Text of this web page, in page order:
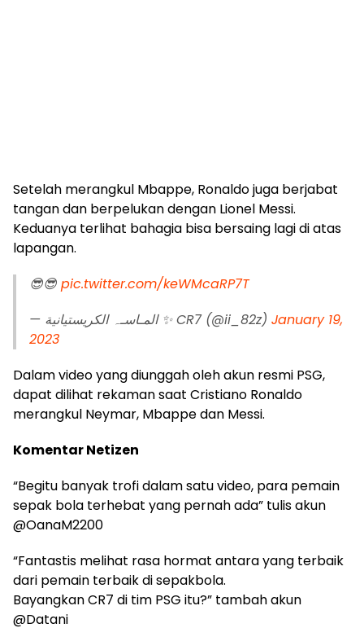
Setelah merangkul Mbappe, Ronaldo juga berjabat
tangan dan berpelukan dengan Lionel Messi.
Keduanya terlihat bahagia bisa bersaing lagi di atas
lapangan.
😎😎 pic.twitter.com/keWMcaRP7T
— المـاسـہ الكريستيانية ✨ CR7 (@ii_82z) January 19,
2023
Dalam video yang diunggah oleh akun resmi PSG,
dapat dilihat rekaman saat Cristiano Ronaldo
merangkul Neymar, Mbappe dan Messi.
Komentar Netizen
“Begitu banyak trofi dalam satu video, para pemain
sepak bola terhebat yang pernah ada” tulis akun
@OanaM2200
“Fantastis melihat rasa hormat antara yang terbaik
dari pemain terbaik di sepakbola.
Bayangkan CR7 di tim PSG itu?” tambah akun
@Datani